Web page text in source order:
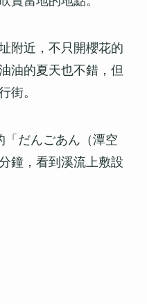
附近，不只開櫻花的
油的夏天也不錯，但
街。
「だんごあん（潭空
鐘，看到溪流上敷設